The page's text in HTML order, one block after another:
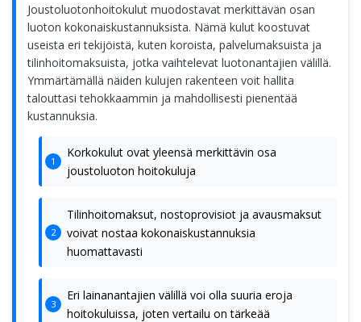
Joustoluotonhoitokulut muodostavat merkittävän osan
luoton kokonaiskustannuksista. Nämä kulut koostuvat
useista eri tekijöistä, kuten koroista, palvelumaksuista ja
tilinhoitomaksuista, jotka vaihtelevat luotonantajien välillä.
Ymmärtämällä näiden kulujen rakenteen voit hallita
talouttasi tehokkaammin ja mahdollisesti pienentää
kustannuksia.
Korkokulut ovat yleensä merkittävin osa
joustoluoton hoitokuluja
Tilinhoitomaksut, nostoprovisiot ja avausmaksut
voivat nostaa kokonaiskustannuksia
huomattavasti
Eri lainanantajien välillä voi olla suuria eroja
hoitokuluissa, joten vertailu on tärkeää